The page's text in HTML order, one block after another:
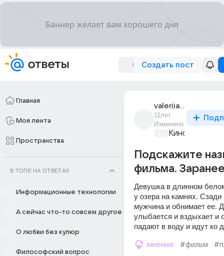
Создать пост
Главная
Моя лента
Пространства
В ТОПЕ НА ОТВЕТАХ
Информационные технологии
А сейчас что-то совсем другое
О любви без купюр
Философский вопрос
valeriia_ulybina_4
11лет
Изменено
Киномания
Подскажите
фильма.
Девушка в длинном
у озера на камнях. Сзади
мужчина и обнимает ее.
улыбается и вздыхает и
падают в воду и идут ко
мнения #фильм